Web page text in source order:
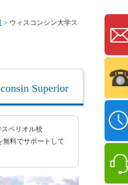
> ウィスコンシン大学ス
Superior
ペリオル校
無料でサポートして